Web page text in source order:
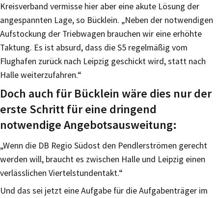
Kreisverband vermisse hier aber eine akute Lösung der
angespannten Lage, so Bücklein. „Neben der notwendigen
Aufstockung der Triebwagen brauchen wir eine erhöhte
Taktung. Es ist absurd, dass die S5 regelmäßig vom
Flughafen zurück nach Leipzig geschickt wird, statt nach
Halle weiterzufahren.“
Doch auch für Bücklein wäre dies nur der
erste Schritt für eine dringend
notwendige Angebotsausweitung:
„Wenn die DB Regio Südost den Pendlerströmen gerecht
werden will, braucht es zwischen Halle und Leipzig einen
verlässlichen Viertelstundentakt.“
Und das sei jetzt eine Aufgabe für die Aufgabenträger im